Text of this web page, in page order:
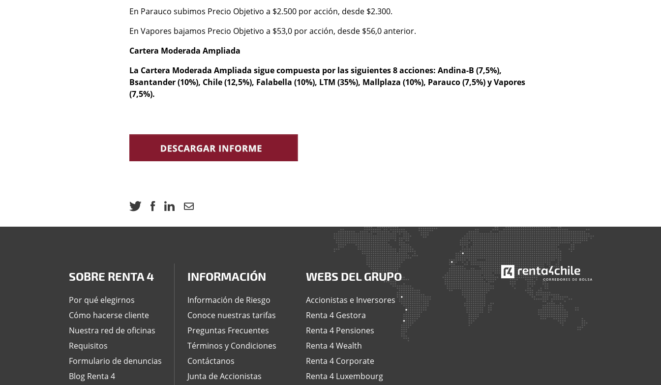
En Parauco subimos Precio Objetivo a $2.500 por acción, desde $2.300.
En Vapores bajamos Precio Objetivo a $53,0 por acción, desde $56,0 anterior.
Cartera Moderada Ampliada
La Cartera Moderada Ampliada sigue compuesta por las siguientes 8 acciones: Andina-B (7,5%),
Bsantander (10%), Chile (12,5%), Falabella (10%), LTM (35%), Mallplaza (10%), Parauco (7,5%) y Vapores
(7,5%).
SOBRE RENTA 4
Por qué elegirnos
Cómo hacerse cliente
Nuestra red de oficinas
Requisitos
Formulario de denuncias
Blog Renta 4
INFORMACIÓN
Información de Riesgo
Conoce nuestras tarifas
Preguntas Frecuentes
Términos y Condiciones
Contáctanos
Junta de Accionistas
WEBS DEL GRUPO
Accionistas e Inversores
Renta 4 Gestora
Renta 4 Pensiones
Renta 4 Wealth
Renta 4 Corporate
Renta 4 Luxembourg